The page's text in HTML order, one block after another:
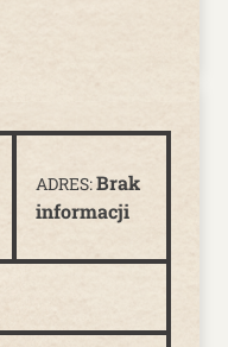
ADRES:Brak
informacji